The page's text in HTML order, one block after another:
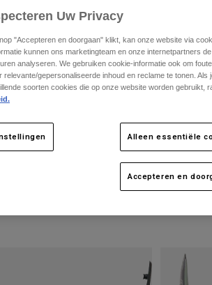
Limited Edition
€ 39,99
Uw Privacy
"Accepteren en doorgaan" klikt, kan onze website via
kunnen ons marketingteam en onze internetpartners
analyseren. We gebruiken cookie-informatie ook om
relevante/gepersonaliseerde inhoud en reclame te tonen.
soorten cookies die op onze website worden gebruikt,
Alleen essentiële
Accepteren en